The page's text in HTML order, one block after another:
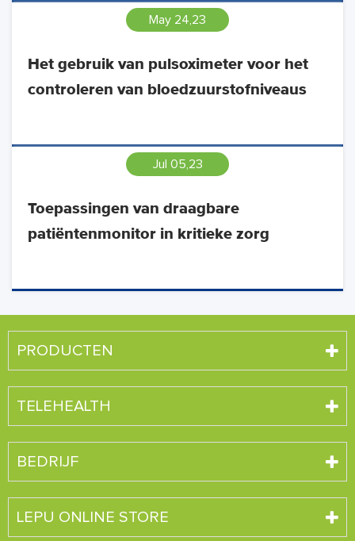
May 24,23
Het gebruik van pulsoximeter voor het
controleren van bloedzuurstofniveaus
Jul 05,23
Toepassingen van draagbare
patiëntenmonitor in kritieke zorg
PRODUCTEN
TELEHEALTH
BEDRIJF
LEPU ONLINE STORE